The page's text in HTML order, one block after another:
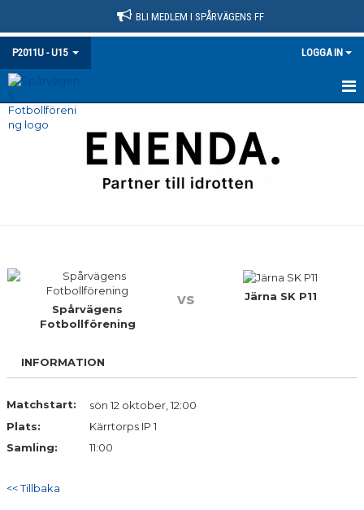
BLI MEDLEM I SPÅRVÄGENS FF
P2011U - U15 LOGGA IN
HEM
BILDGALLERI
DOKUMENT
KONTAKT
Spårvägens
Fotbollförening
vs Järna SK P11
INFORMATION
Matchstart:
sön 12 oktober, 12:00
Plats:
Kärrtorps IP 1
Samling:
11:00
<< Tillbaka